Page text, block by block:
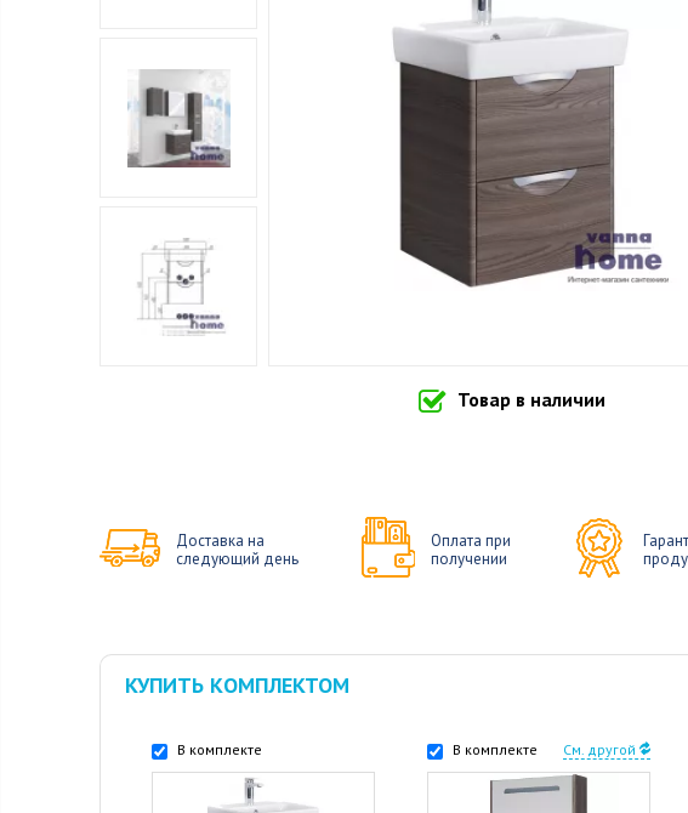
Товар в наличии
Доставка на
следующий день
Оплата при
получении
КУПИТЬ КОМПЛЕКТОМ
В комплекте В комплекте См. другой